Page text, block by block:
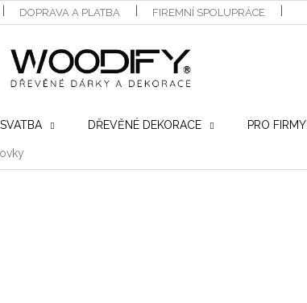
DOPRAVA A PLATBA FIREMNÍ SPOLUPRÁCE
SVATBA DŘEVĚNÉ DEKORACE PRO FIRMY